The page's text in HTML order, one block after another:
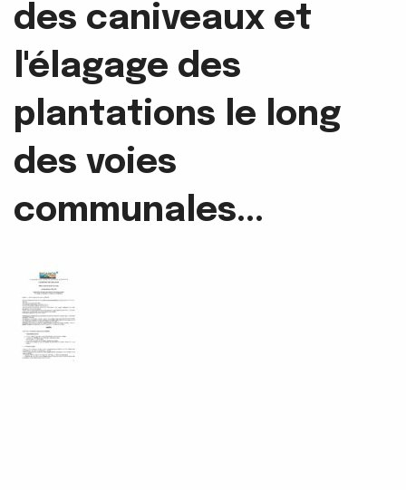
des caniveaux et
l'élagage des
plantations le long
des voies
communales...